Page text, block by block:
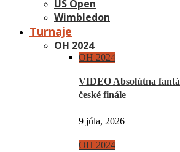
US Open
Wimbledon
Turnaje
OH 2024
OH 2024
VIDEO Absolútna
české finále
9 júla, 2026
OH 2024